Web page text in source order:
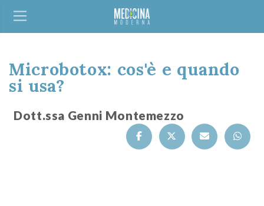
Microbotox: cos'è e quando
si usa?
Dott.ssa Genni Montemezzo